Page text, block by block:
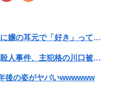
【悲報】米倉涼子さん、フライデーに不意討ちされてしまうｗｗｗｗｗ（画像あり）
【悲報】ソープでイッた後に嬢の耳元で「好き」って囁く瞬間ｗｗｗｗｗｗｗｗwwww
【胸糞】北海道江別大学生殺人事件、主犯格の川口被告(19)に無期懲役の判決
後の姿がヤバいwwwwww